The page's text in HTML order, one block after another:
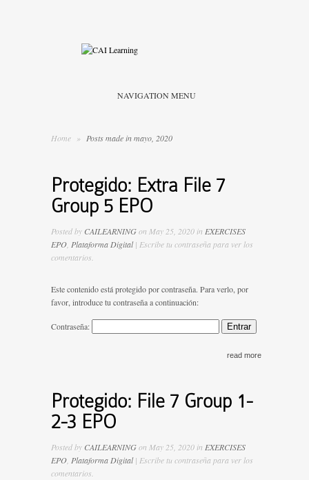
NAVIGATION MENU
Home » Posts made in mayo, 2020
Protegido: Extra File 7
Group 5 EPO
Posted by CAILEARNINGon May 25, 2020 in EXERCISES
EPO Plataforma Digital| Escribe tu contraseña para ver los
comentarios.
Este contenido está protegido por contraseña. Para verlo, por
favor, introduce tu contraseña a continuación:
Contraseña:
read more
Protegido: File 7 Group 1-
2-3 EPO
Posted by CAILEARNINGon May 25, 2020 in EXERCISES
EPO Plataforma Digital| Escribe tu contraseña para ver los
comentarios.